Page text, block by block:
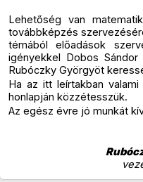
Lehetőség van
továbbképzés
témából előadások
igényekkel Dobos
Rubóczky Györgyöt
Ha az itt leírtakban
honlapján közzétesszük.
Az egész évre jó munkát